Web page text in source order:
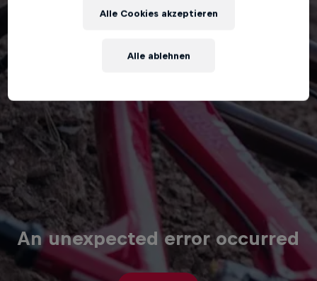
An unexpected error occurred
Alle ablehnen
Alle Cookies akzeptieren